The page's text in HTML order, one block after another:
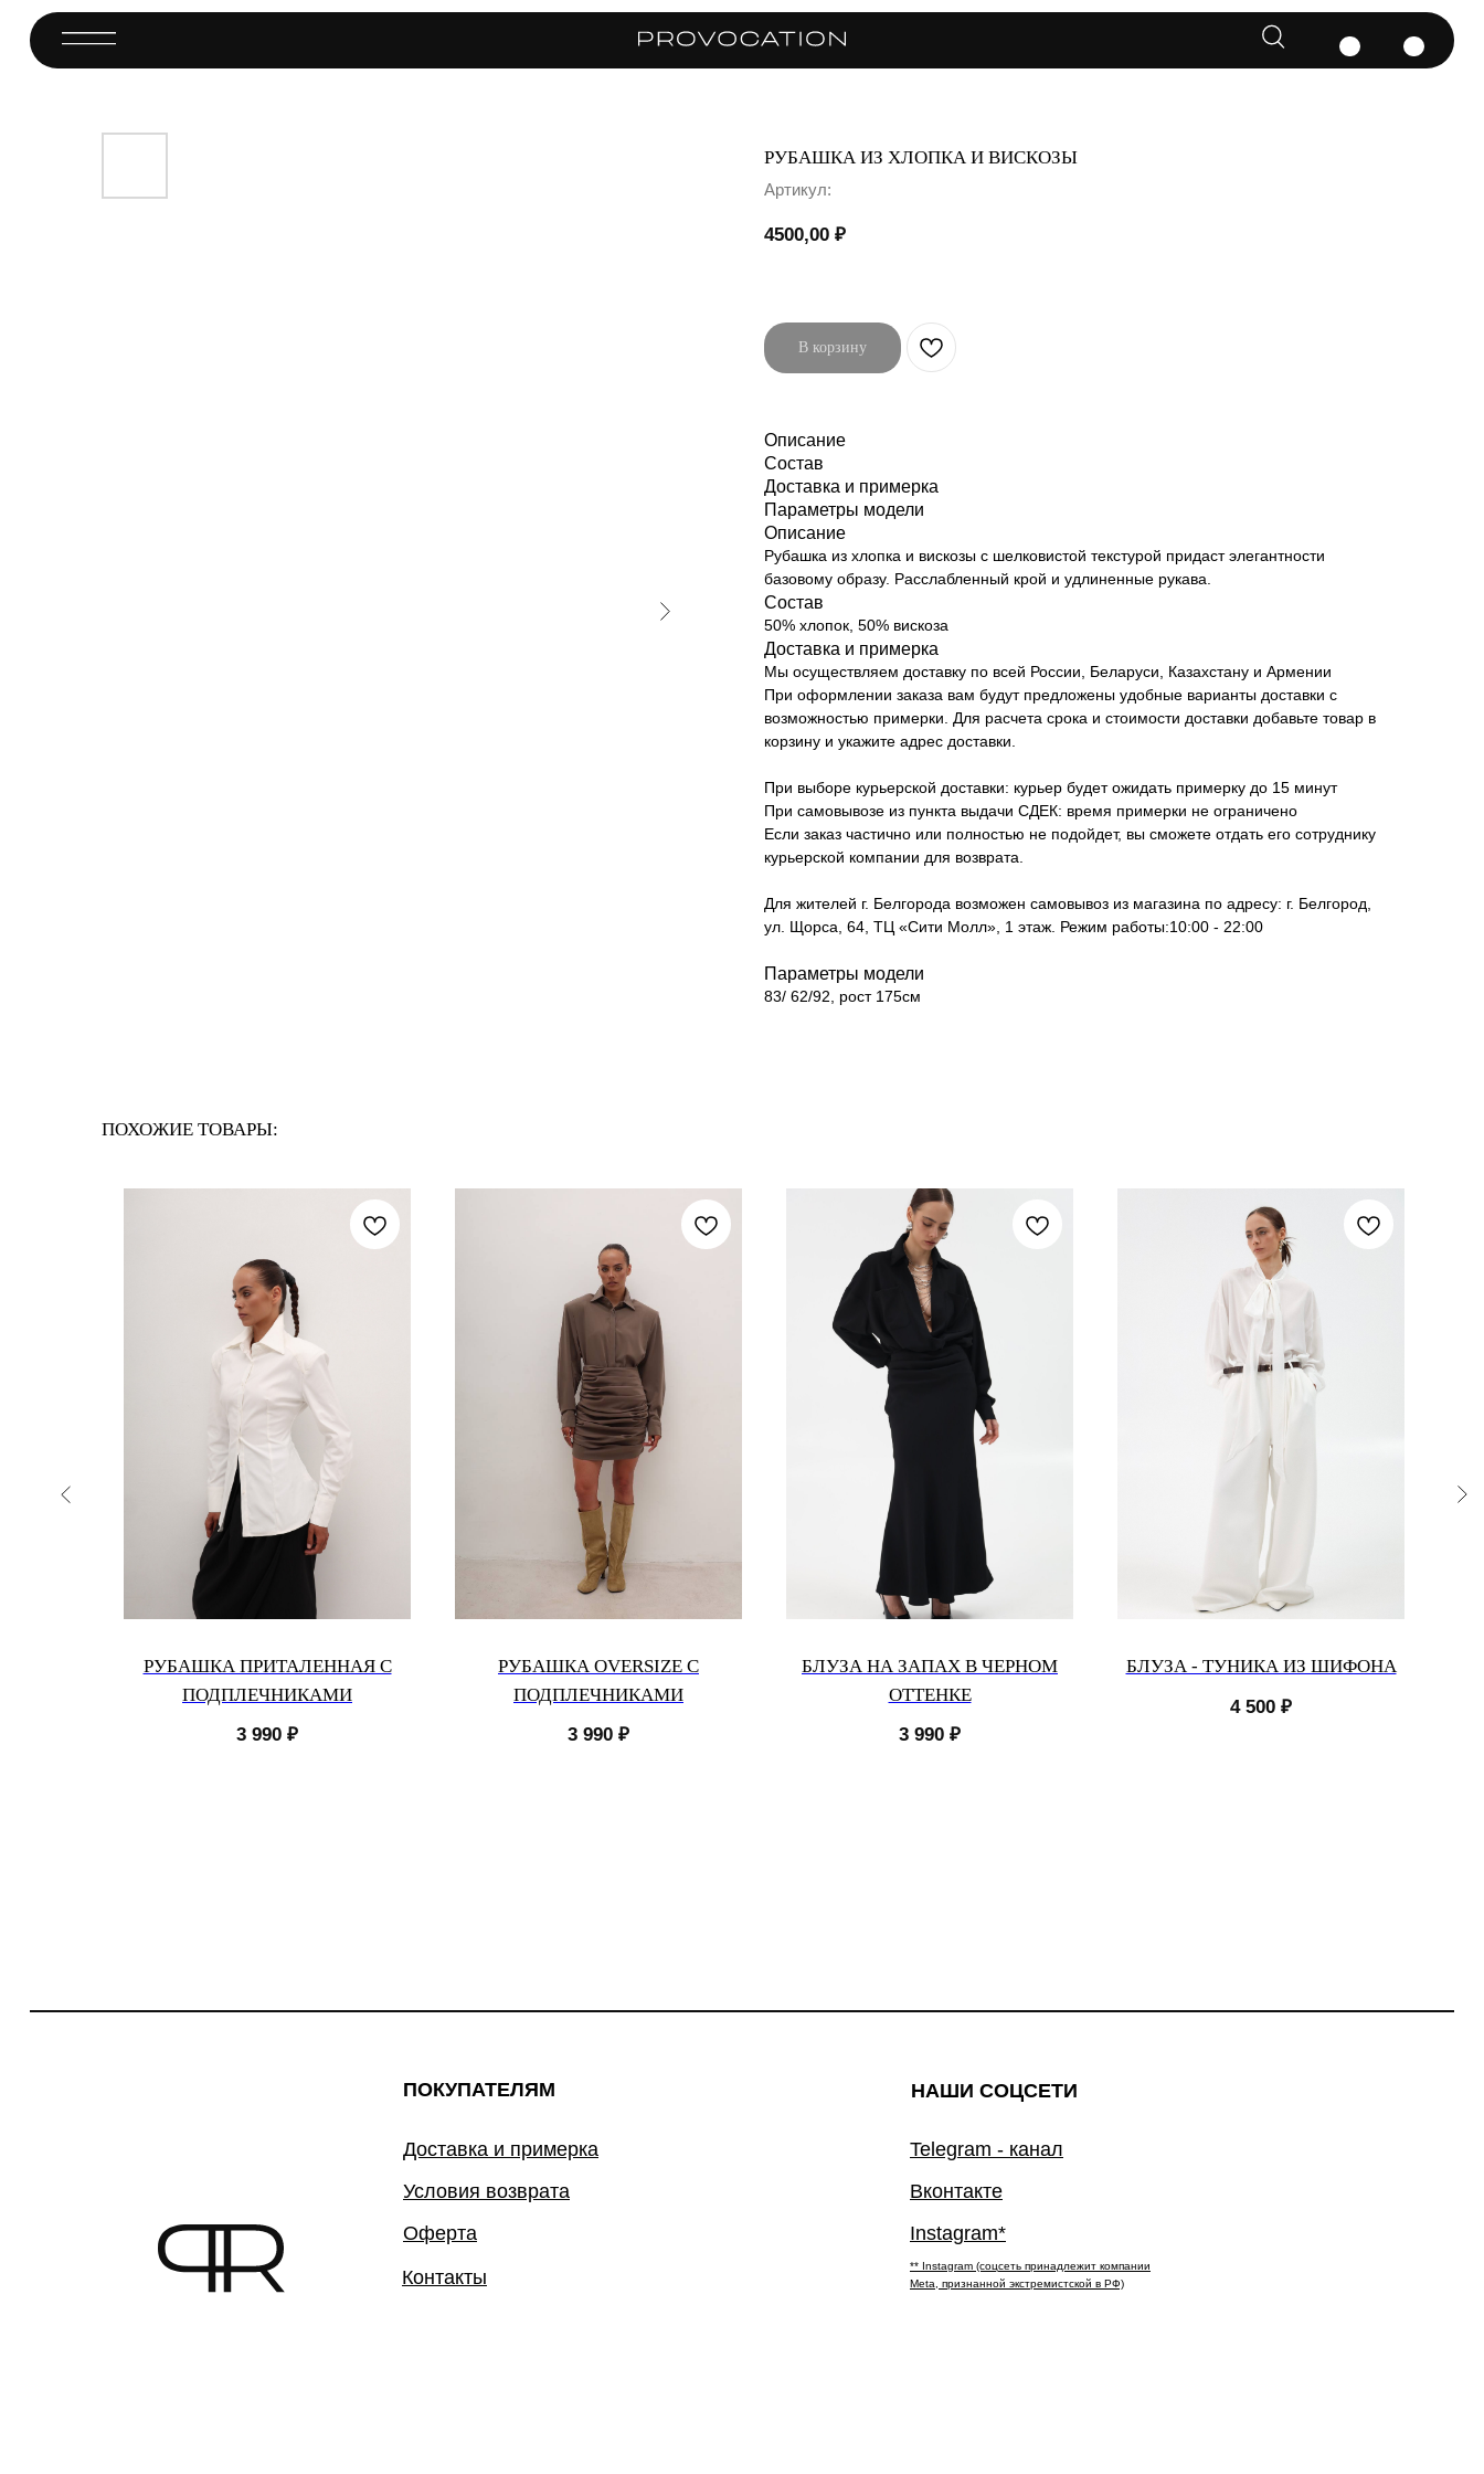
РУБАШКА ИЗ ХЛОПКА И ВИСКОЗЫ
Артикул:
4500,00 ₽
В корзину
Описание
Состав
Доставка и примерка
Параметры модели
Описание
Рубашка из хлопка и вискозы с шелковистой текстурой придаст элегантности
базовому образу. Расслабленный крой и удлиненные рукава.
Состав
50% хлопок, 50% вискоза
Доставка и примерка
Мы осуществляем доставку по всей России, Беларуси, Казахстану и Армении
При оформлении заказа вам будут предложены удобные варианты доставки с
возможностью примерки. Для расчета срока и стоимости доставки добавьте товар в
корзину и укажите адрес доставки.
При выборе курьерской доставки: курьер будет ожидать примерку до 15 минут
При самовывозе из пункта выдачи СДЕК: время примерки не ограничено
Если заказ частично или полностью не подойдет, вы сможете отдать его сотруднику
курьерской компании для возврата.
Для жителей г. Белгорода возможен самовывоз из магазина по адресу: г. Белгород,
ул. Щорса, 64, ТЦ «Сити Молл», 1 этаж. Режим работы:10:00 - 22:00
Параметры модели
83/ 62/92, рост 175см
ПОХОЖИЕ ТОВАРЫ:
РУБАШКА ПРИТАЛЕННАЯ С
ПОДПЛЕЧНИКАМИ
3 990 ₽
РУБАШКА OVERSIZE С
ПОДПЛЕЧНИКАМИ
3 990 ₽
БЛУЗА НА ЗАПАХ В ЧЕРНОМ
ОТТЕНКЕ
3 990 ₽
БЛУЗА - ТУНИКА ИЗ ШИФОНА
4 500 ₽
ПОКУПАТЕЛЯМ НАШИ СОЦСЕТИ
Telegram - канал
Вконтакте
Instagram*
** Instagram (соцсеть принадлежит компании
Meta, признанной экстремистской в РФ)
Доставка и примерка
Условия возврата
Оферта
Контакты